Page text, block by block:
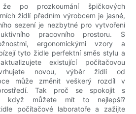
po prozkoumání špičkových
židlí předním výrobcem je jasné,
sezení je nezbytné pro vytvoření
pracovního prostoru. S
ergonomickými vzory a
tyto židle perfektní směs stylu a
existující počítačovou
novou, výběr židlí od
může změnit veškerý rozdíl v
Tak proč se spokojit s
když můžete mít to nejlepší?
počítačové laboratoře a zažijte